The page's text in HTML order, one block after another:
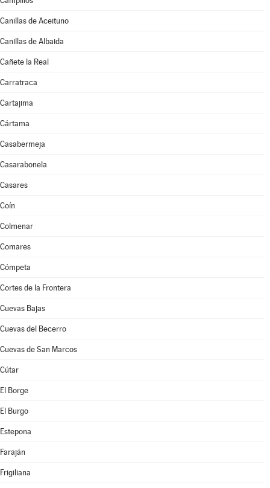
Canillas de Aceituno
Canillas de Albaida
Cañete la Real
Carratraca
Cartajima
Cártama
Casabermeja
Casarabonela
Casares
Coín
Colmenar
Comares
Cómpeta
Cortes de la Frontera
Cuevas Bajas
Cuevas del Becerro
Cuevas de San Marcos
Cútar
El Borge
El Burgo
Estepona
Faraján
Frigiliana